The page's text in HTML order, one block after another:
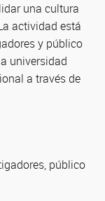
una cultura
actividad está
y público
universidad
a través de
público